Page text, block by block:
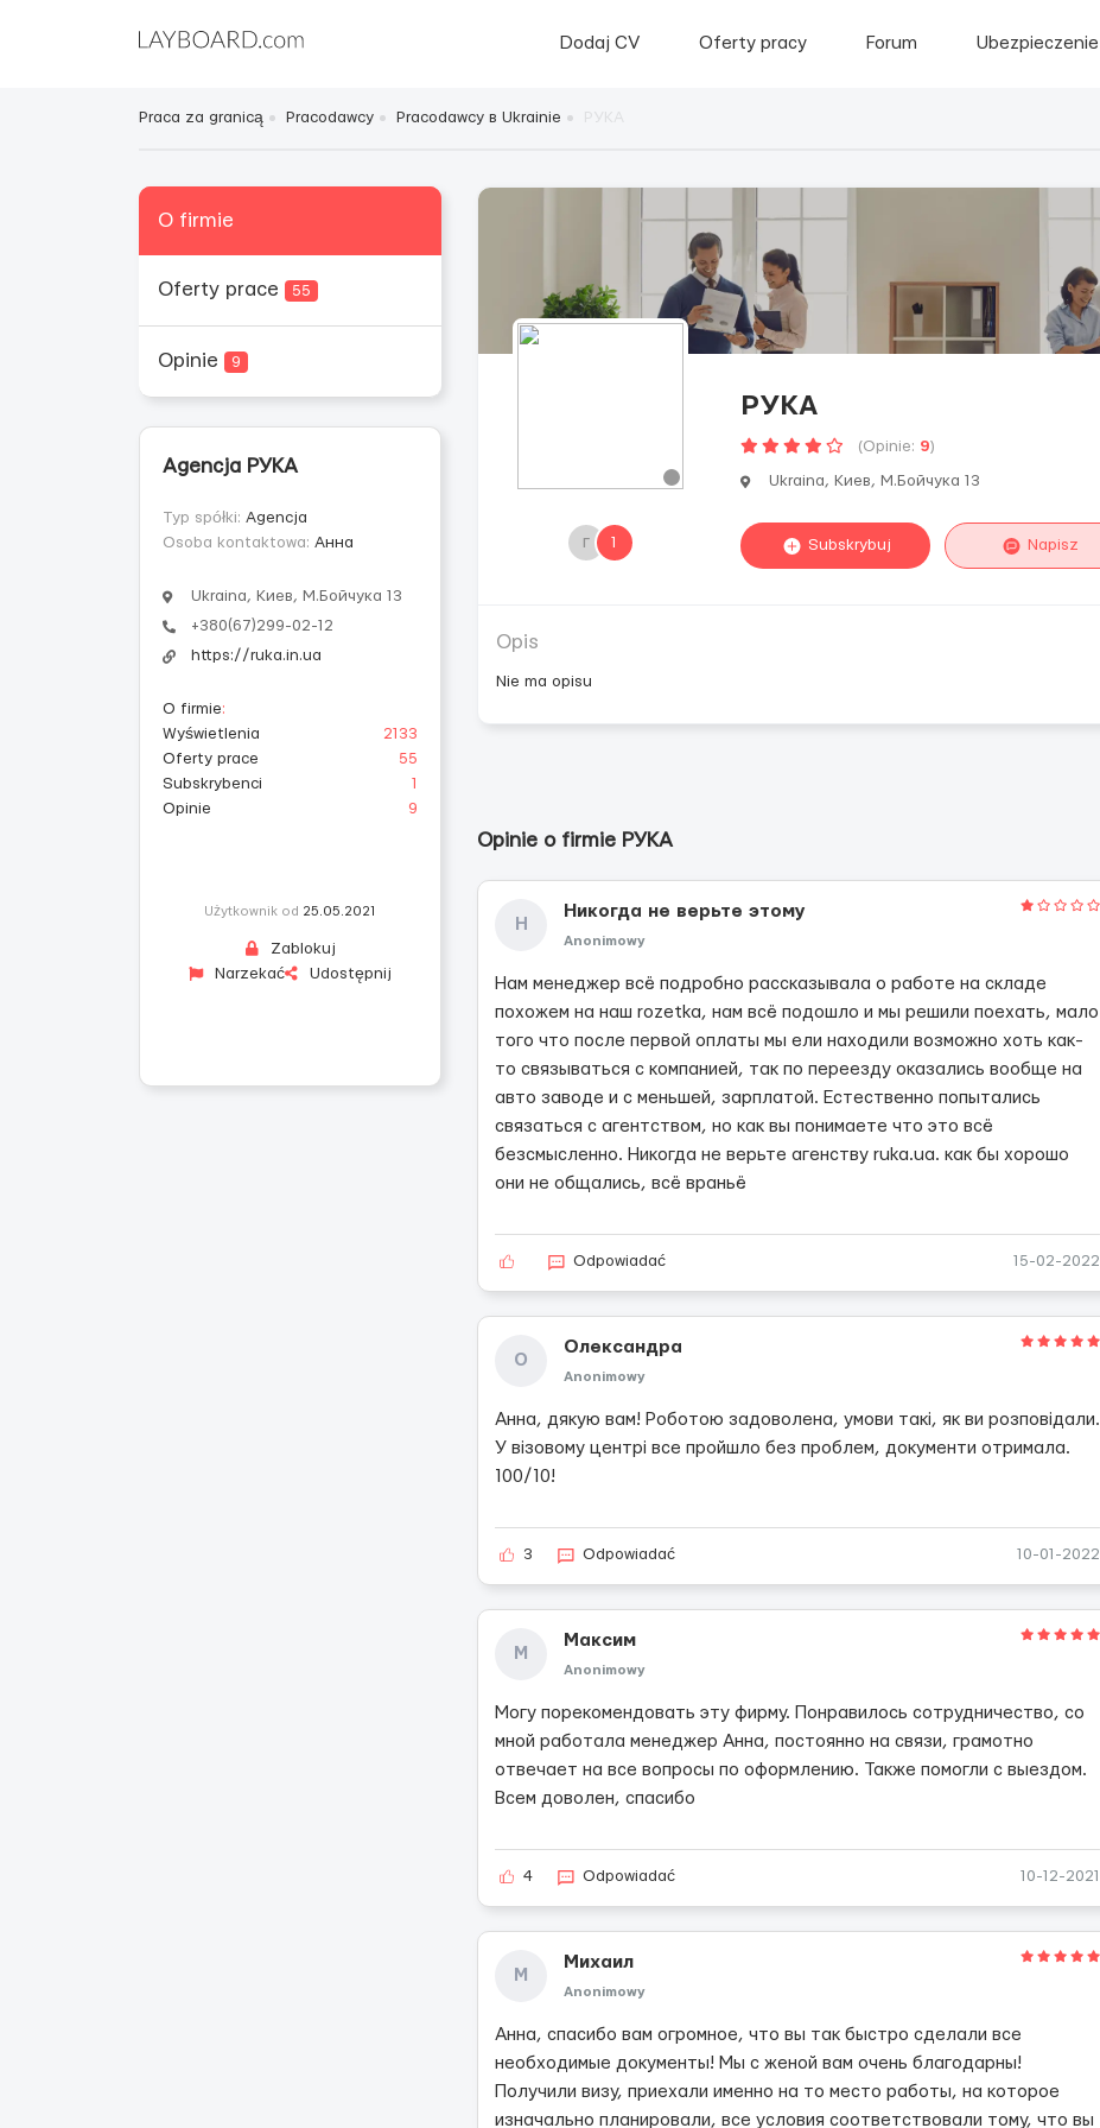
Dodaj CV Oferty pracy Forum Ubezpieczenie
Praca za granicą Pracodawcy Pracodawcy в Ukrainie
O firmie
Oferty prace 55
Opinie 9
Agencja РУКА
Typ spółki: Agencja
Osoba kontaktowa: Анна
Ukraina, Киев, М.Бойчука 13
+380(67)299-02-12
https://ruka.in.ua
O firmie:
Wyświetlenia
2133
Oferty prace
55
Subskrybenci
1
Opinie
9
Użytkownik od 25.05.2021
Zablokuj
Narzekać
Udostępnij
г 1
РУКА
(Opinie: 9)
Ukraina, Киев, М.Бойчука 13
Subskrybuj Napisz
Opis
Nie ma opisu
Opinie o firmie РУКА
Н
Никогда не верьте этому
агентству
Anonimowy
Нам менеджер всё подробно рассказывала о работе на складе
похожем на наш rozetka, нам всё подошло и мы решили поехать, мало
того что после первой оплаты мы ели находили возможно хоть как-
то связываться с компанией, так по переезду оказались вообще на
авто заводе и с меньшей, зарплатой. Естественно попытались
связаться с агентством, но как вы понимаете что это всё
безсмысленно. Никогда не верьте агенству ruka.ua. как бы хорошо
они не общались, всё враньё
Odpowiadać 15-02-2022
О
Олександра
Anonimowy
Анна, дякую вам! Роботою задоволена, умови такі, як ви розповідали.
У візовому центрі все пройшло без проблем, документи отримала.
100/10!
3 Odpowiadać 10-01-2022
М
Максим
Anonimowy
Могу порекомендовать эту фирму. Понравилось сотрудничество, со
мной работала менеджер Анна, постоянно на связи, грамотно
отвечает на все вопросы по оформлению. Также помогли с выездом.
Всем доволен, спасибо
4 Odpowiadać 10-12-2021
М
Михаил
Anonimowy
Анна, спасибо вам огромное, что вы так быстро сделали все
необходимые документы! Мы с женой вам очень благодарны!
Получили визу, приехали именно на то место работы, на которое
изначально планировали, все условия соответствовали тому, что вы